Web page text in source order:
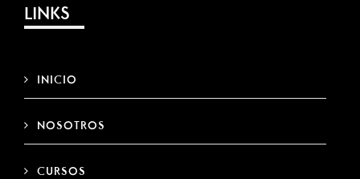
LINKS
INICIO
NOSOTROS
CURSOS